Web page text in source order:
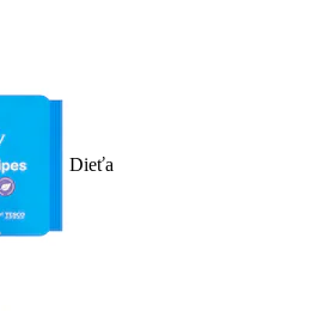
Dieťa